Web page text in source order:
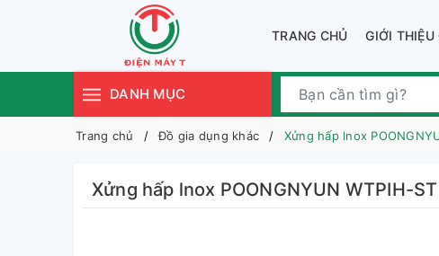
TRANG CHỦ GIỚI THIỆU
DANH MỤC
Trang chủ Đồ gia dụng khác Xửng hấp lnox
Xửng hấp lnox POONGNYUN WTPIH-